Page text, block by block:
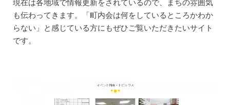
も伝わってきます。「町内会は何をしているところかわか
らない」と感じている方にもぜひご覧いただきたいサイト
です。